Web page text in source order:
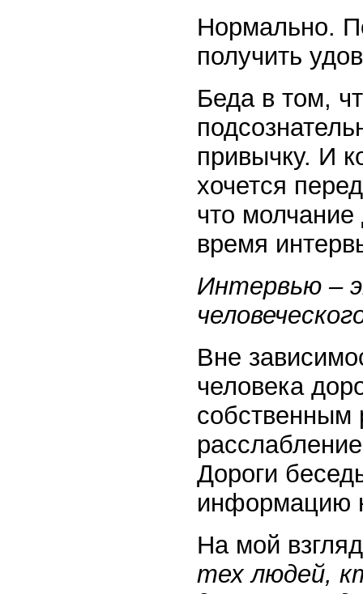
Нормально.
получить
Беда в том,
привычку. И
хочется
что молчание
время
Интервью –
Вне
человека
собственным
Дороги
информацию
На мой
тех людей,